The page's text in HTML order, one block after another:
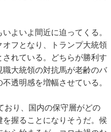
よいよ間近に迫ってくる。
フとなり、トランプ大統領
れている。どちらが勝利す
大統領の対抗馬が老齢のバ
透明感を増幅させている。
り、国内の保守層がどの
握ることになりそうだ。候